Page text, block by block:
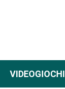
VIDEOGIOCHI